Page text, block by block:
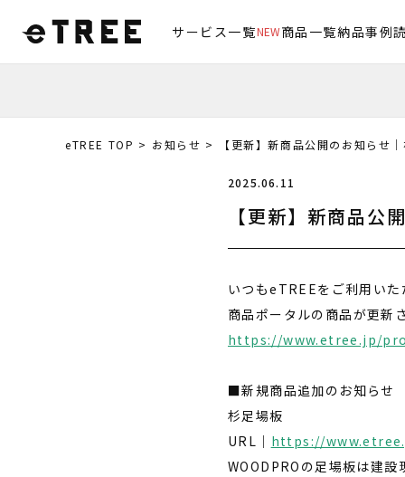
サービス一覧NEW商品一覧納品事例
eTREE TOP お知らせ 【更新】新商品公開のお知らせ
2025.06.11
【更新】新商品公
いつもeTREEをご利用い
商品ポータルの商品が更新
https://www.etree.jp/
■新規商品追加のお知らせ
杉足場板
URL｜ https://
WOODPROの足場板は建